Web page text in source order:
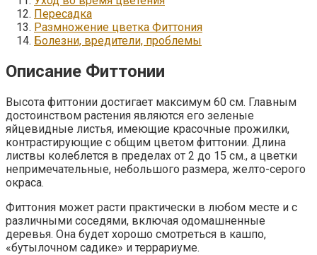
Пересадка
Размножение цветка Фиттония
Болезни, вредители, проблемы
Описание Фиттонии
Высота фиттонии достигает максимум 60 см. Главным
достоинством растения являются его зеленые
яйцевидные листья, имеющие красочные прожилки,
контрастирующие с общим цветом фиттонии. Длина
листвы колеблется в пределах от 2 до 15 см., а цветки
непримечательные, небольшого размера, желто-серого
окраса.
Фиттония может расти практически в любом месте и с
различными соседями, включая одомашненные
деревья. Она будет хорошо смотреться в кашпо,
«бутылочном садике» и террариуме.